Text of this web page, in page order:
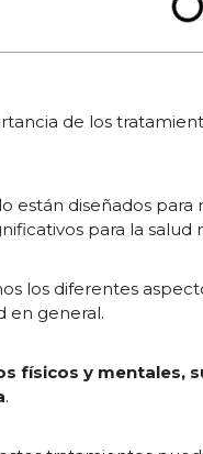
de los
están diseñados
para la salud
los diferentes
en general.
físicos y mentales,
.